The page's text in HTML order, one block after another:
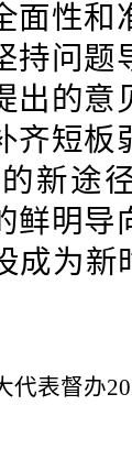
面性和
持问题
出的意
齐短板
新途
鲜明导
成为新
代表督办